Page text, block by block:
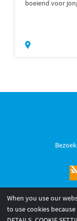
boeiend voor
© 2026 Internationale
When you use our
to use cookies